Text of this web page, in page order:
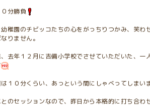
分勝負
稚園のチビッコたちの心をがっちりつかみ、笑
りません。
去年１２月に吉備小学校でさせていただいた、
１０分くらい、あっという間にしゃべってしまい
のセッションなので、昨日から本格的に打ち合わ